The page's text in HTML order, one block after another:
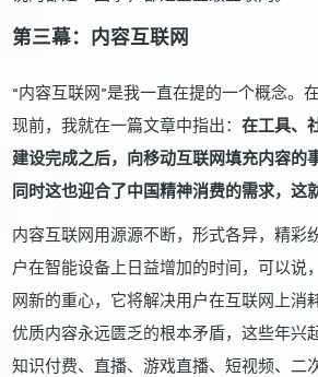
第三幕：内容互联网
“内容互联网”是我一直在提的一个概念。
现前，我就在一篇文章中指出：在工具、
建设完成之后，向移动互联网填充内容的
同时这也迎合了中国精神消费的需求，这
内容互联网用源源不断，形式各异，精彩
户在智能设备上日益增加的时间，可以说
网新的重心，它将解决用户在互联网上消
优质内容永远匮乏的根本矛盾，这些年兴
知识付费、直播、游戏直播、短视频、